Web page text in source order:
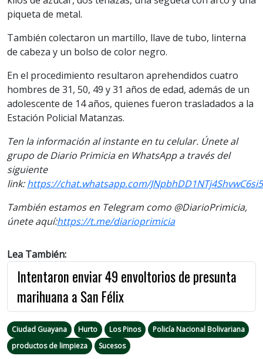
piqueta de metal.
También colectaron un martillo, llave de tubo, linterna
de cabeza y un bolso de color negro.
En el procedimiento resultaron aprehendidos cuatro
hombres de 31, 50, 49 y 31 años de edad, además de un
adolescente de 14 años, quienes fueron trasladados a la
Estación Policial Matanzas.
Ten la información al instante en tu celular. Únete al
grupo de Diario Primicia en WhatsApp a través del
siguiente
link:https://chat.whatsapp.com/
También estamos en Telegram como @DiarioPrimicia,
únete aquí:https://t.me/diarioprimicia
Lea También:
Intentaron enviar 49 envoltorios de presunta
marihuana a San Félix
Ciudad Guayana Hurto Los Pinos
Policía Nacional Bolivariana
productos de limpieza
Sucesos